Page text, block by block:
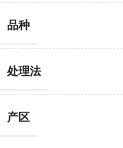
品种
处理法
产区